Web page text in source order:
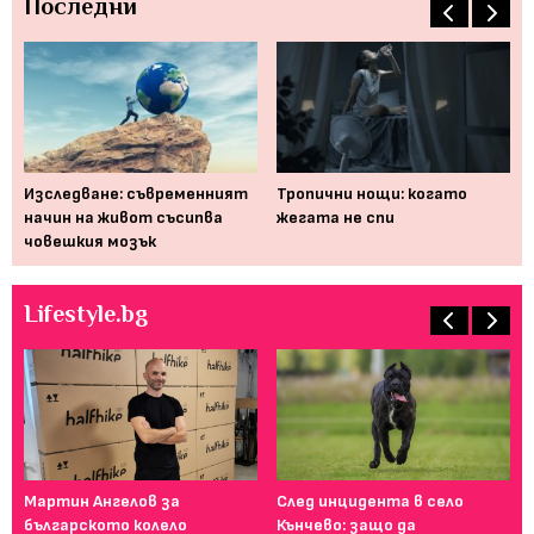
Последни
Изследване: съвременният
начин на живот съсипва
човешкия мозък
Тропични нощи: когато
жегата не спи
Lifestyle.bg
Мартин Ангелов за
българското колело
След инцидента в село
Кънчево: защо да